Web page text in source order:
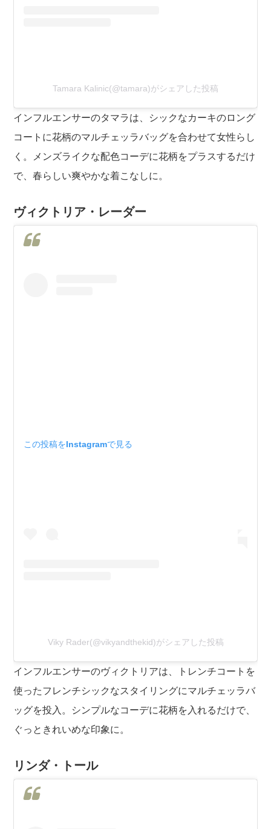
Tamara Kalinic(@tamara)がシェアした投稿
インフルエンサーのタマラは、シックなカーキのロング
コートに花柄のマルチェッラバッグを合わせて女性らし
く。メンズライクな配色コーデに花柄をプラスするだけ
で、春らしい爽やかな着こなしに。
ヴィクトリア・レーダー
この投稿をInstagramで見る
Viky Rader(@vikyandthekid)がシェアした投稿
インフルエンサーのヴィクトリアは、トレンチコートを
使ったフレンチシックなスタイリングにマルチェッラバ
ッグを投入。シンプルなコーデに花柄を入れるだけで、
ぐっときれいめな印象に。
リンダ・トール